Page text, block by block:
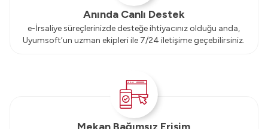
Anında Canlı Destek
e-İrsaliye süreçlerinizde desteğe ihtiyacınız olduğu anda,
Uyumsoft’un uzman ekipleri ile 7/24 iletişime geçebilirsiniz.
Mekan Bağımsız Erişim